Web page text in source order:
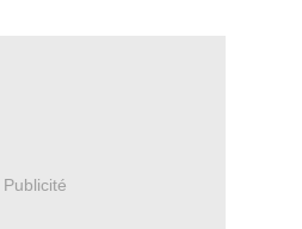
Publicité